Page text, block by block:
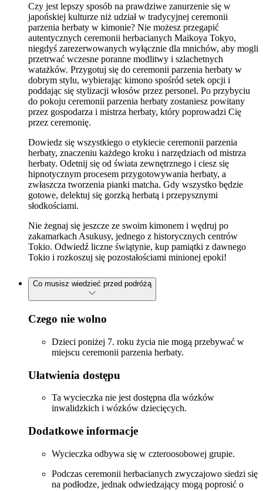
Czy jest lepszy sposób na prawdziwe zanurzenie się w
japońskiej kulturze niż udział w tradycyjnej ceremonii
parzenia herbaty w kimonie? Nie możesz przegapić
autentycznych ceremonii herbacianych Maikoya Tokyo,
niegdyś zarezerwowanych wyłącznie dla mnichów, aby mogli
przetrwać wczesne poranne modlitwy i szlachetnych
watażków. Przygotuj się do ceremonii parzenia herbaty w
dobrym stylu, wybierając kimono spośród setek opcji i
poddając się stylizacji włosów przez personel. Po przybyciu
do pokoju ceremonii parzenia herbaty zostaniesz powitany
przez gospodarza i mistrza herbaty, który poprowadzi Cię
przez ceremonię.
Dowiedz się wszystkiego o etykiecie ceremonii parzenia
herbaty, znaczeniu każdego kroku i narzędziach od mistrza
herbaty. Odetnij się od świata zewnętrznego i ciesz się
hipnotycznym procesem przygotowywania herbaty, a
zwłaszcza tworzenia pianki matcha. Gdy wszystko będzie
gotowe, delektuj się gorzką herbatą i przepysznymi
słodkościami.
Nie żegnaj się jeszcze ze swoim kimonem i wędruj po
zakamarkach Asukusy, jednego z historycznych centrów
Tokio. Odwiedź liczne świątynie, kup pamiątki z dawnego
Tokio i rozkoszuj się pozostałościami minionej epoki!
Co musisz wiedzieć przed podróżą
Czego nie wolno
Dzieci poniżej 7. roku życia nie mogą przebywać w
miejscu ceremonii parzenia herbaty.
Ułatwienia dostępu
Ta wycieczka nie jest dostępna dla wózków
inwalidzkich i wózków dziecięcych.
Dodatkowe informacje
Wycieczka odbywa się w czteroosobowej grupie.
Podczas ceremonii herbacianych zwyczajowo siedzi się
na podłodze, jednak odwiedzający mogą poprosić o